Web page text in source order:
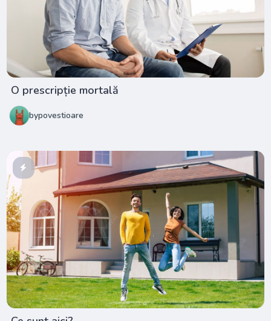
O prescripție mortală
bypovestioare